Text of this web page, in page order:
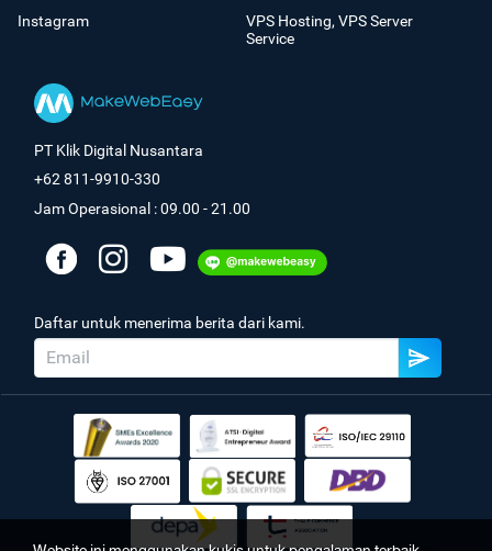
Instagram
VPS Hosting, VPS Server
Service
PT Klik Digital Nusantara
+62 811-9910-330
Jam Operasional : 09.00 - 21.00
Daftar untuk menerima berita dari kami.